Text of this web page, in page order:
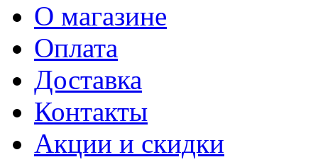
О магазине
Оплата
Доставка
Контакты
Акции и скидки